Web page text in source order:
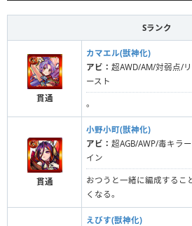
Sランク
貫通
カマエル(獣神化)
アビ： 超AWD/AM/対弱点/
ースト
。
貫通
小野小町(獣神化)
アビ： 超AGB/AWP/毒キラ
イン
おつうと一緒に編成するこ
くなる。
えびす(獣神化)